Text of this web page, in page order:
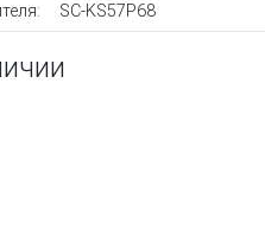
SC-KS57P68